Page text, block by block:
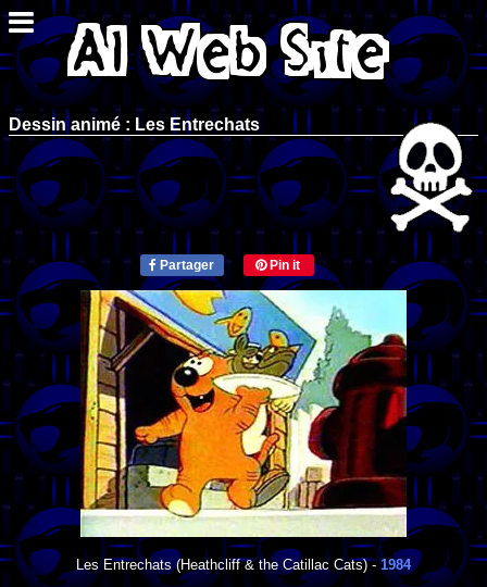
Dessin animé : Les Entrechats
Partager Pin it
Les Entrechats (Heathcliff & the Catillac Cats) -1984